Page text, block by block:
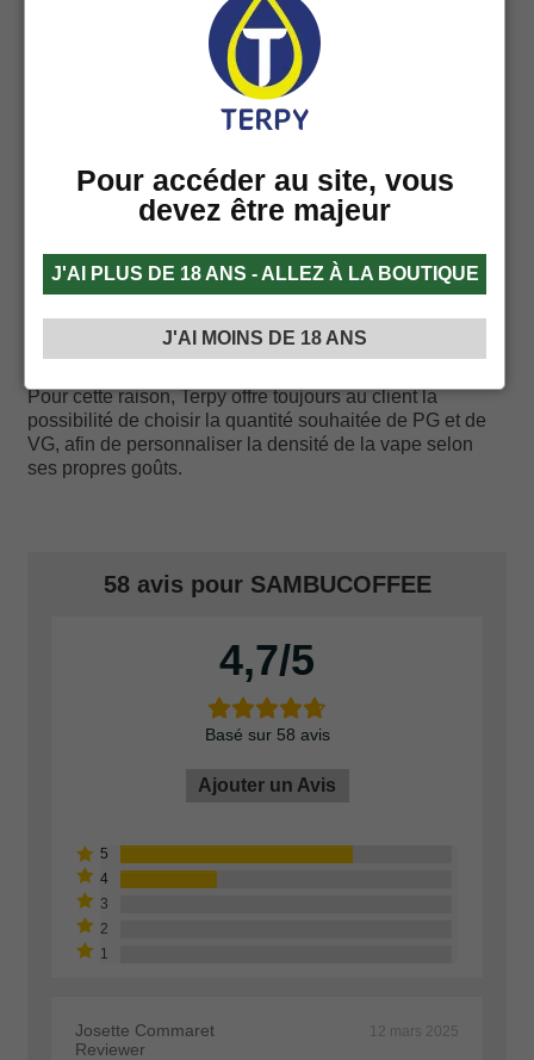
– Propylène Glycol (PG);
– Glycérol végétal (ou glycérine) (VG)
– Nicotine (facultatif)
Comme l’on peut remarquer sur les produits, les
éléments mentionnés ci-dessus peuvent être présents
avec des différents pourcentages.
Pour cette raison, Terpy offre toujours au client la
possibilité de choisir la quantité souhaitée de PG et de
VG, afin de personnaliser la densité de la vape selon
ses propres goûts.
58 avis pour SAMBUCOFFEE
4,7
Basé sur 58 avis
Ajouter un Avis
Josette Commaret
Reviewer
12 mars 2025
Pour accéder au site, vous
devez être majeur
J'AI PLUS DE 18 ANS - ALLEZ À LA BOUTIQUE
J'AI MOINS DE 18 ANS